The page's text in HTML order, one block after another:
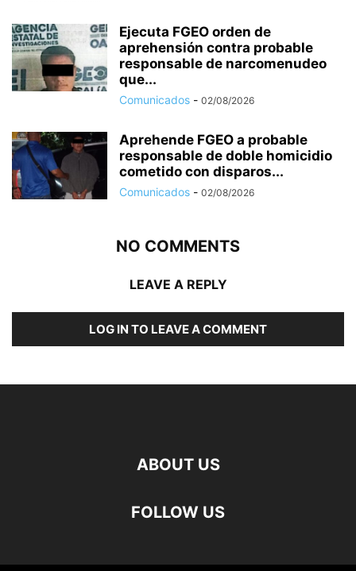
Ejecuta FGEO orden de
aprehensión contra probable
responsable de narcomenudeo
que...
Comunicados - 02/08/2026
Aprehende FGEO a probable
responsable de doble homicidio
cometido con disparos...
Comunicados - 02/08/2026
NO COMMENTS
LEAVE A REPLY
LOG IN TO LEAVE A COMMENT
ABOUT US
FOLLOW US